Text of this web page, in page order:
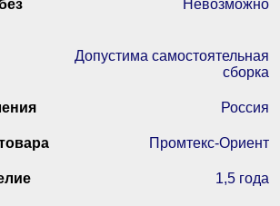
Невозможно
Допустима самостоятельная
сборка
Россия
Промтекс-Ориент
1,5 года